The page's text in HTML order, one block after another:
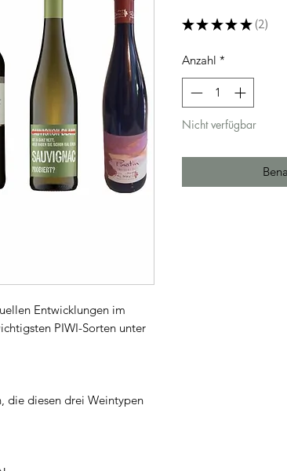
Entwicklungen im
PIWI-Sorten unter
die diesen drei Weintypen
★ ★ ★ ★ ★ 2
2
Anzahl *
Nicht verfügbar